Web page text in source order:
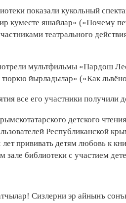
показали кукольный
куместе яшайлар» («Почему
театрального
мультфильмы «Пардош
йырладылар» («Как
все его участники получили
детского
Республиканской
прививать детям любовь к
зале библиотеки с участием
Сизлерни эр айнынъ